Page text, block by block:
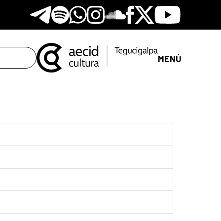
Telegram
SpotifyWhatsapp
Instagram
Soundclore
Facebook
X Youtube
MENÚ